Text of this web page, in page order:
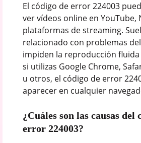
El código de error 224003
ver vídeos online en YouTube,
plataformas de streaming.
relacionado con problemas
impiden la reproducción fluida
si utilizas Google Chrome,
u otros, el código de error
aparecer en cualquier
¿Cuáles son las causas del
error 224003?